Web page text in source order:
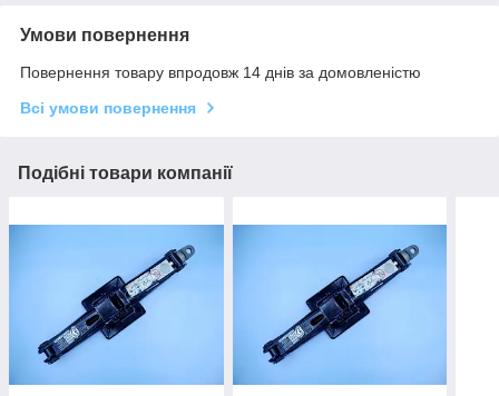
Умови повернення
Повернення товару впродовж 14 днів за домовленістю
Всі умови повернення
Подібні товари компанії